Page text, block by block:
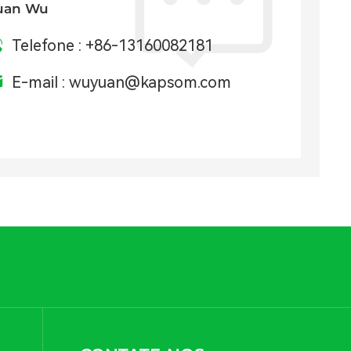
Wu
Telefone : +86-13160082181
E-mail : wuyuan@kapsom.com